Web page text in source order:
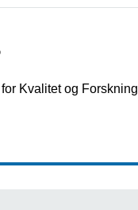
Kvalitet og